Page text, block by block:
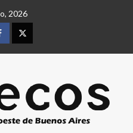
2026
Twitter